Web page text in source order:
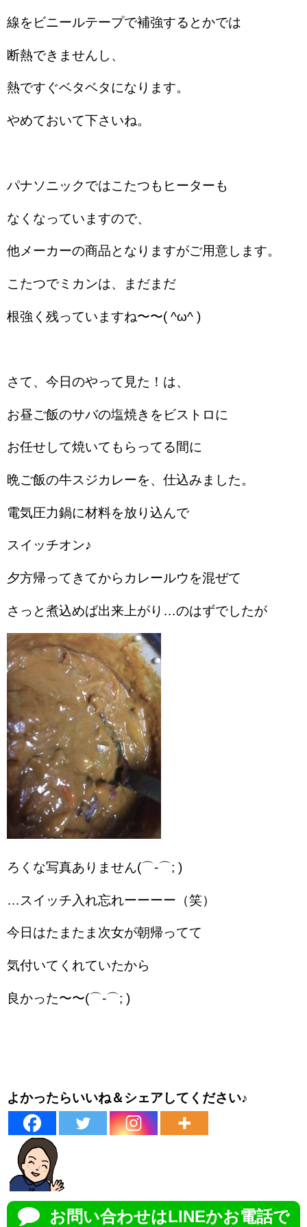
線をビニールテープで補強するとかでは
断熱できませんし、
熱ですぐベタベタになります。
やめておいて下さいね。
パナソニックではこたつもヒーターも
なくなっていますので、
他メーカーの商品となりますがご用意します。
こたつでミカンは、まだまだ
根強く残っていますね〜〜( ^ω^ )
さて、今日のやって見た！は、
お昼ご飯のサバの塩焼きをビストロに
お任せして焼いてもらってる間に
晩ご飯の牛スジカレーを、仕込みました。
電気圧力鍋に材料を放り込んで
スイッチオン♪
夕方帰ってきてからカレールウを混ぜて
さっと煮込めば出来上がり…のはずでしたが
ろくな写真ありません(⌒-⌒; )
…スイッチ入れ忘れーーーー（笑）
今日はたまたま次女が朝帰ってて
気付いてくれていたから
良かった〜〜(⌒-⌒; )
よかったらいいね＆シェアしてください♪
お問い合わせはLINEかお電話で